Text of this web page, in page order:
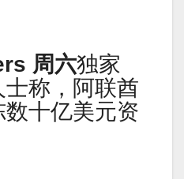
周六独家
称，阿联酋
十亿美元资